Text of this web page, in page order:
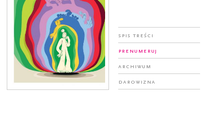
Spis treści
Prenumeruj
Archiwum
Darowizna